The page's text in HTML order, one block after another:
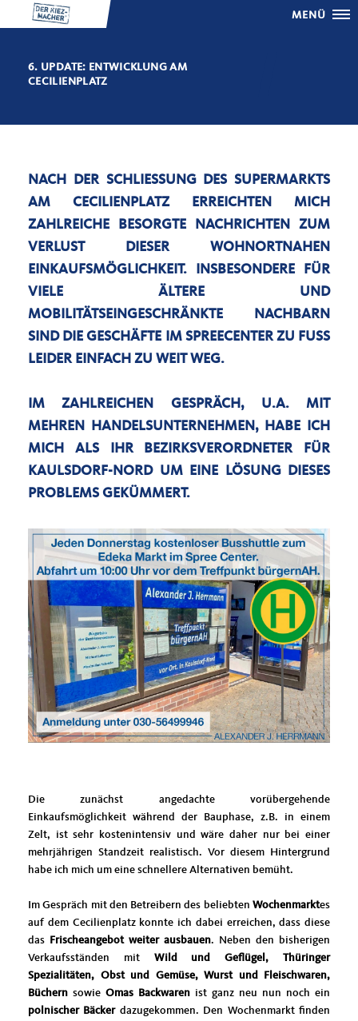
MENÜ
6. UPDATE: ENTWICKLUNG AM
CECILIENPLATZ
NACH DER SCHLIESSUNG DES SUPERMARKTS A
M CECILIENPLATZ ERREICHTEN MICH
ZAHLREICHE BESORGTE NACHRICHTEN ZUM V
ERLUST DIESER WOHNORTNAHEN
EINKAUFSMÖGLICHKEIT. INSBESONDERE FÜR V
IELE ÄLTERE UND
MOBILITÄTSEINGESCHRÄNKTE NACHBARN S
IND DIE GESCHÄFTE IM SPREECENTER ZU FUSS LE
IDER EINFACH ZU WEIT WEG.
IM ZAHLREICHEN GESPRÄCH, U.A. MIT
MEHREN HANDELSUNTERNEHMEN, HABE ICH
MICH ALS IHR BEZIRKSVERORDNETER FÜR
KAULSDORF-NORD UM EINE LÖSUNG DIESES
PROBLEMS GEKÜMMERT.
Die zunächst angedachte vorübergehende
Einkaufsmöglichkeit während der Bauphase, z.B. in einem
Zelt, ist sehr kostenintensiv und wäre daher nur bei einer
mehrjährigen Standzeit realistisch. Vor diesem Hintergrund
habe ich mich um eine schnellere Alternativen bemüht.
Im Gespräch mit den Betreibern des beliebten Wochenmarktes
auf dem Cecilienplatz konnte ich dabei erreichen, dass diese
das Frischeangebot weiter ausbauen. Neben den bisherigen
Verkaufsständen mit Wild und Geflügel, Thüringer
Spezialitäten, Obst und Gemüse, Wurst und Fleischwaren,
Büchern sowie Omas Backwaren ist ganz neu nun noch ein
polnischer Bäckerdazugekommen. Den Wochenmarkt finden